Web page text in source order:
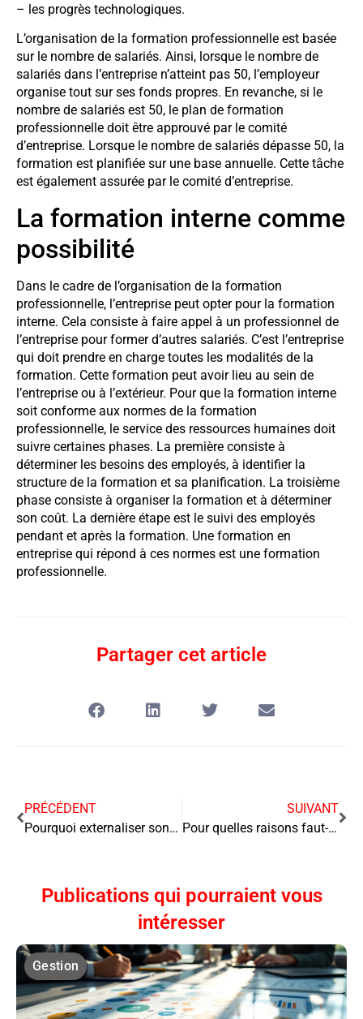
– les progrès technologiques.
L’organisation de la formation professionnelle est basée
sur le nombre de salariés. Ainsi, lorsque le nombre de
salariés dans l’entreprise n’atteint pas 50, l’employeur
organise tout sur ses fonds propres. En revanche, si le
nombre de salariés est 50, le plan de formation
professionnelle doit être approuvé par le comité
d’entreprise. Lorsque le nombre de salariés dépasse 50, la
formation est planifiée sur une base annuelle. Cette tâche
est également assurée par le comité d’entreprise.
La formation interne comme
possibilité
Dans le cadre de l’organisation de la formation
professionnelle, l’entreprise peut opter pour la formation
interne. Cela consiste à faire appel à un professionnel de
l’entreprise pour former d’autres salariés. C’est l’entreprise
qui doit prendre en charge toutes les modalités de la
formation. Cette formation peut avoir lieu au sein de
l’entreprise ou à l’extérieur. Pour que la formation interne
soit conforme aux normes de la formation
professionnelle, le service des ressources humaines doit
suivre certaines phases. La première consiste à
déterminer les besoins des employés, à identifier la
structure de la formation et sa planification. La troisième
phase consiste à organiser la formation et à déterminer
son coût. La dernière étape est le suivi des employés
pendant et après la formation. Une formation en
entreprise qui répond à ces normes est une formation
professionnelle.
Partager cet article
PRÉCÉDENT
Pourquoi externaliser son accueil téléphonique ?
SUIVANT
Pour quelles raisons faut-il effectuer un bilan de compétences ?
Publications qui pourraient vous
intéresser
Gestion